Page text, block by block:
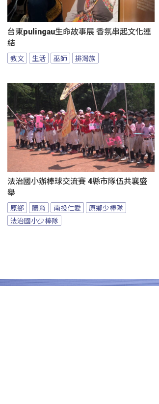
台東pulingau生命故事展 香氛串起文化連
結
教文 生活 巫師 排灣族
法治國小辦棒球交流賽 4縣市隊伍共襄盛
舉
原鄉 體育 南投仁愛
原鄉少棒隊
法治國小少棒隊